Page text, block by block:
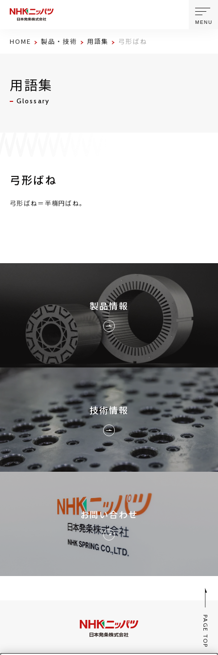
JP EN
お問い合わせ
製品・技術
サステナビリティ
株主・投資家情報
MENU
HOME 製品・技術 用語集 弓形ばね
用語集
Glossary
弓形ばね
弓形ばね＝半楕円ばね。
製品情報
技術情報
お問い合わせ
PAGE TOP